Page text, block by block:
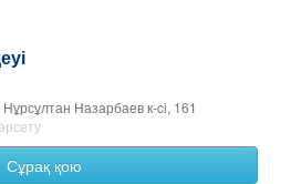
Назарбаев к-ci, 161
Сұрақ қою